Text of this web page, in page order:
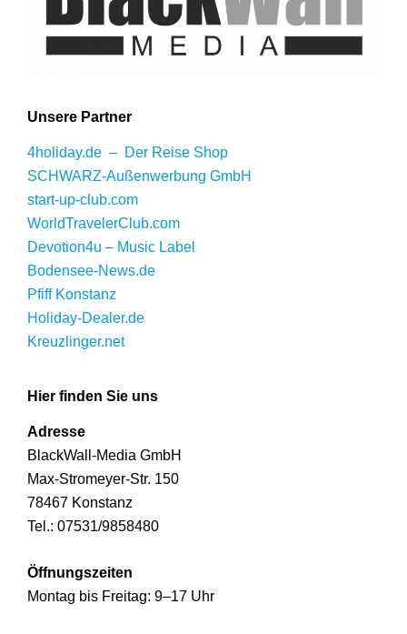
Unsere Partner
4holiday.de – Der Reise Shop
SCHWARZ-Außenwerbung GmbH
start-up-club.com
WorldTravelerClub.com
Devotion4u – Music Label
Bodensee-News.de
Pfiff Konstanz
Holiday-Dealer.de
Kreuzlinger.net
Hier finden Sie uns
Adresse
BlackWall-Media GmbH
Max-Stromeyer-Str. 150
78467 Konstanz
Tel.: 07531/9858480
Öffnungszeiten
Montag bis Freitag: 9–17 Uhr